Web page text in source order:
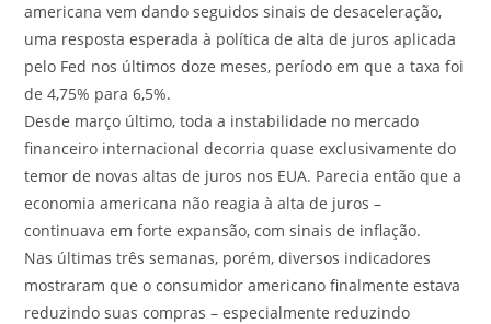
americana vem dando seguidos sinais de desaceleração,
uma resposta esperada à política de alta de juros aplicada
pelo Fed nos últimos doze meses, período em que a taxa foi
de 4,75% para 6,5%.
Desde março último, toda a instabilidade no mercado
financeiro internacional decorria quase exclusivamente do
temor de novas altas de juros nos EUA. Parecia então que a
economia americana não reagia à alta de juros –
continuava em forte expansão, com sinais de inflação.
Nas últimas três semanas, porém, diversos indicadores
mostraram que o consumidor americano finalmente estava
reduzindo suas compras – especialmente reduzindo